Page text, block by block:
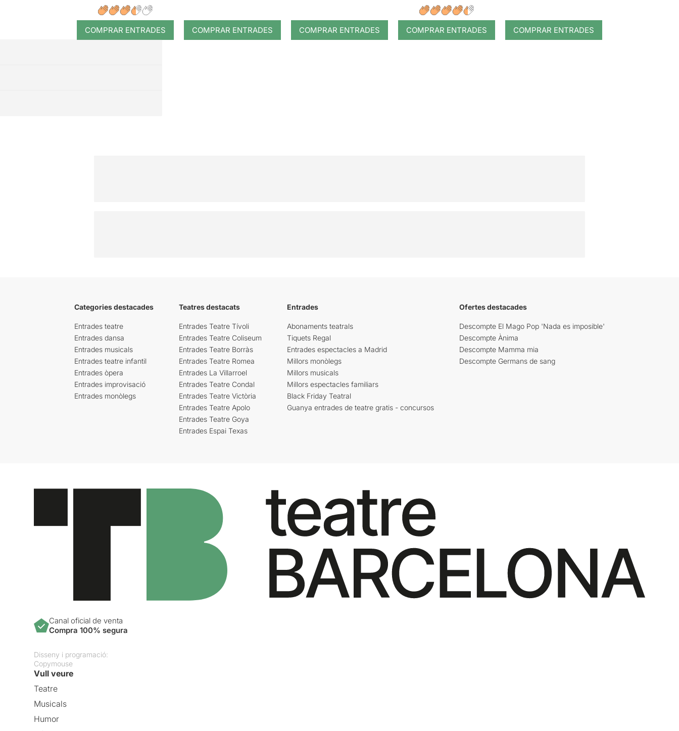
COMPRAR ENTRADES COMPRAR ENTRADES COMPRAR ENTRADES COMPRAR ENTRADES COMPRAR ENTRADES
Categories destacades
Entrades teatre
Entrades dansa
Entrades musicals
Entrades teatre infantil
Entrades òpera
Entrades improvisació
Entrades monòlegs
Teatres destacats
Entrades Teatre Tívoli
Entrades Teatre Coliseum
Entrades Teatre Borràs
Entrades Teatre Romea
Entrades La Villarroel
Entrades Teatre Condal
Entrades Teatre Victòria
Entrades Teatre Apolo
Entrades Teatre Goya
Entrades Espai Texas
Entrades
Abonaments teatrals
Tiquets Regal
Entrades espectacles a Madrid
Millors monòlegs
Millors musicals
Millors espectacles familiars
Black Friday Teatral
Guanya entrades de teatre gratis - concursos
Ofertes destacades
Descompte El Mago Pop 'Nada es imposible'
Descompte Ànima
Descompte Mamma mia
Descompte Germans de sang
Canal oficial de venta
Compra 100% segura
Disseny i programació:
Copymouse
Vull veure
Teatre
Musicals
Humor